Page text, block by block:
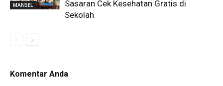
MANSEL
Sasaran Cek Kesehatan Gratis di
Sekolah
Komentar Anda